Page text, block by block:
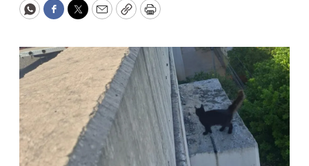
WhatsApp
Facebook
Twitter
EmailCopyPrint